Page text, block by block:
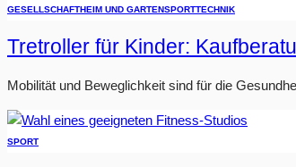
GESELLSCHAFTHEIM UND GARTENSPORTTECHNIK
Tretroller für Kinder:
Mobilität und Beweglichkeit sind für die
SPORT